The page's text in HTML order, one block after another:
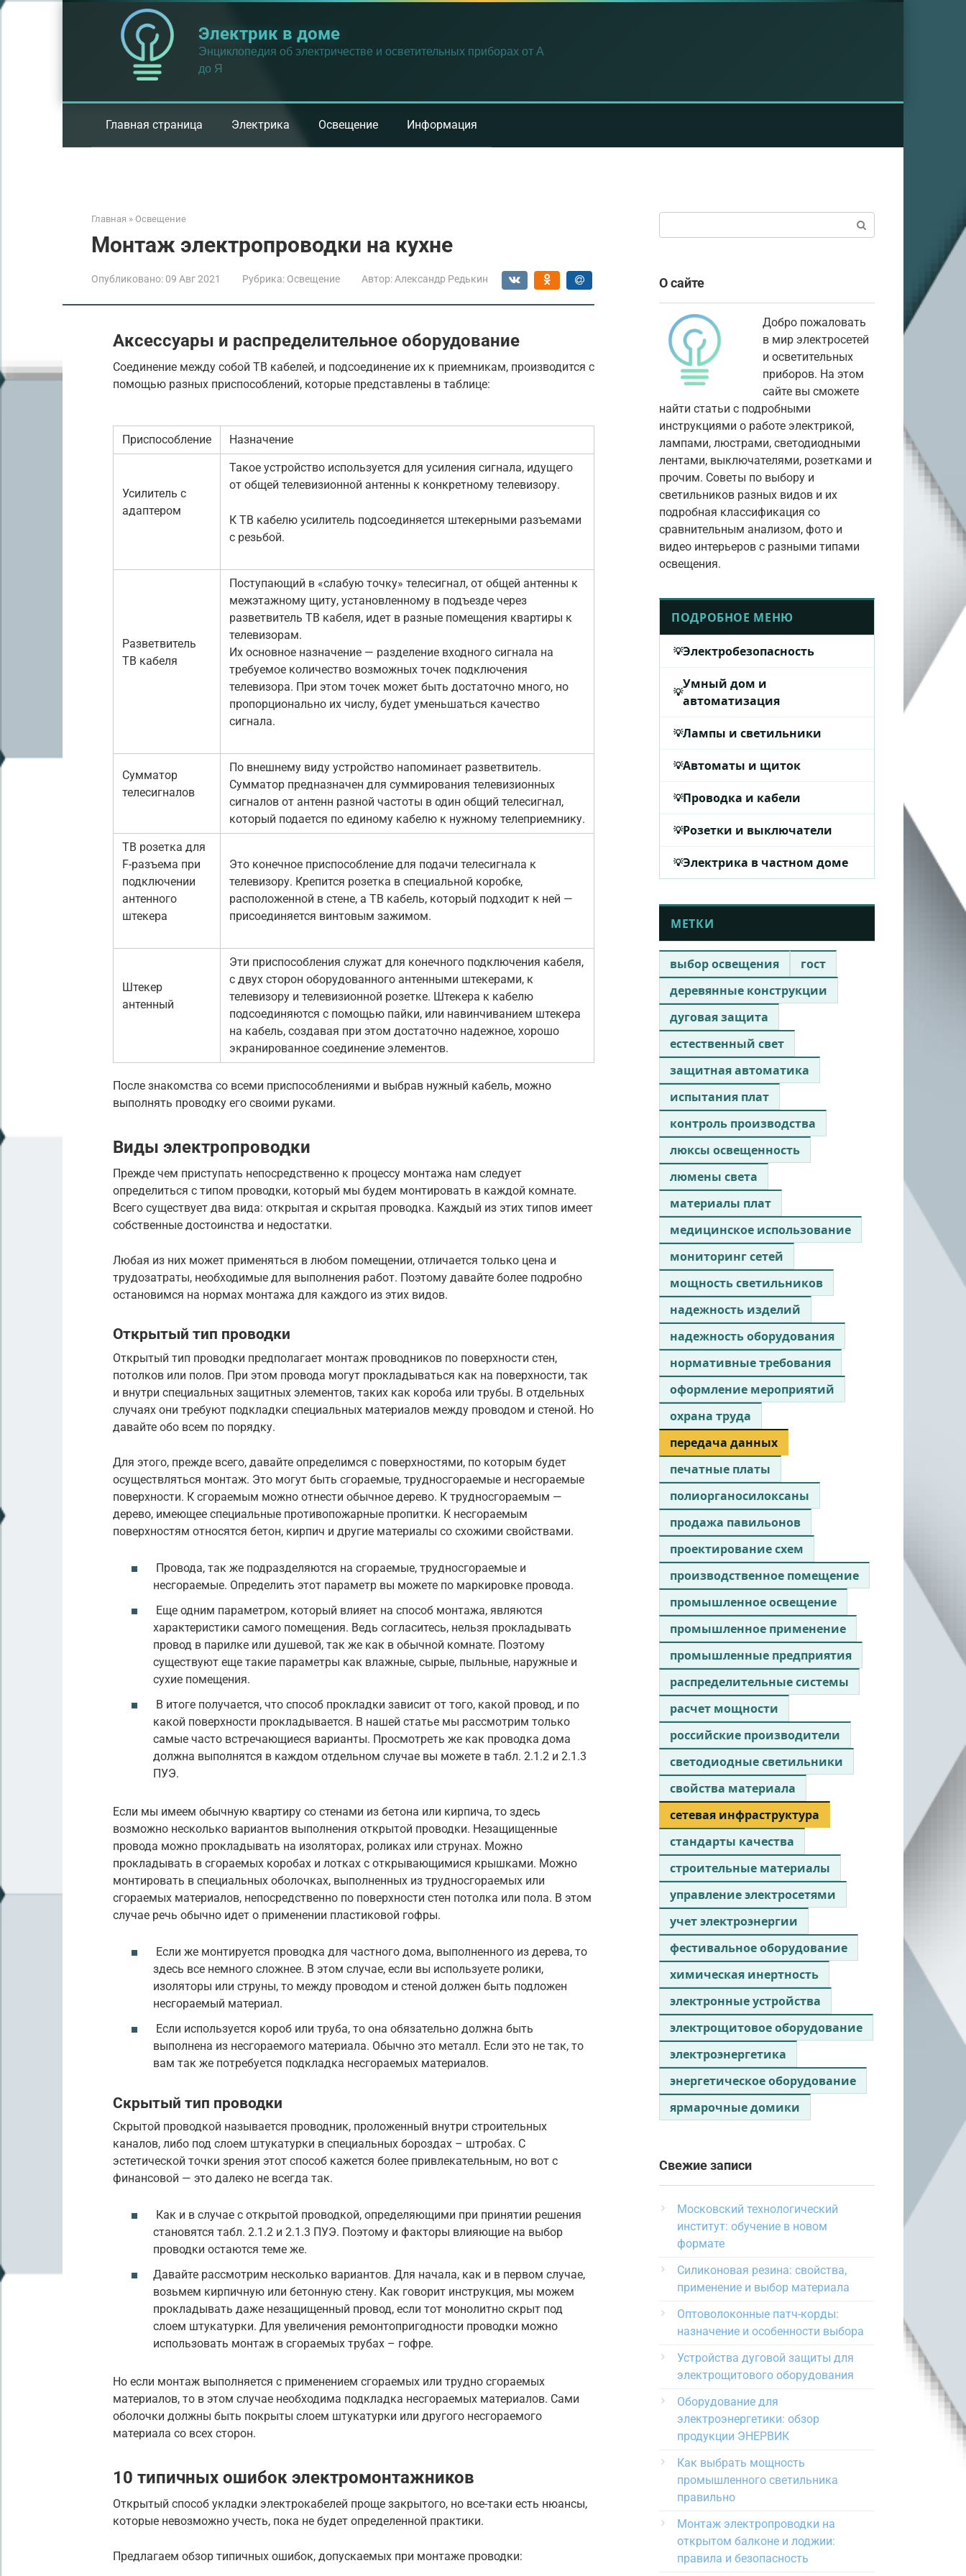
Перейти
Электрик в доме
Энциклопедия об электричестве и осветительных приборах от А
до Я
Главная страница Электрика Освещение Информация
Главная » Освещение
Монтаж электропроводки на кухне
Опубликовано: 09 Авг 2021 Рубрика: Освещение Автор: Александр Редькин
Аксессуары и распределительное оборудование
Соединение между собой ТВ кабелей, и подсоединение их к приемникам, производится с
помощью разных приспособлений, которые представлены в таблице:
Приспособление Назначение
Усилитель с
адаптером
Такое устройство используется для усиления сигнала, идущего
от общей телевизионной антенны к конкретному телевизору.
К ТВ кабелю усилитель подсоединяется штекерными разъемами
с резьбой.
Разветвитель
ТВ кабеля
Поступающий в «слабую точку» телесигнал, от общей антенны к
межэтажному щиту, установленному в подъезде через
разветвитель ТВ кабеля, идет в разные помещения квартиры к
телевизорам.
Их основное назначение — разделение входного сигнала на
требуемое количество возможных точек подключения
телевизора. При этом точек может быть достаточно много, но
пропорционально их числу, будет уменьшаться качество
сигнала.
Сумматор
телесигналов
По внешнему виду устройство напоминает разветвитель.
Сумматор предназначен для суммирования телевизионных
сигналов от антенн разной частоты в один общий телесигнал,
который подается по единому кабелю к нужному телеприемнику.
ТВ розетка для
F-разъема при
подключении
антенного
штекера
Это конечное приспособление для подачи телесигнала к
телевизору. Крепится розетка в специальной коробке,
расположенной в стене, а ТВ кабель, который подходит к ней —
присоединяется винтовым зажимом.
Штекер
антенный
Эти приспособления служат для конечного подключения кабеля,
с двух сторон оборудованного антенными штекерами, к
телевизору и телевизионной розетке. Штекера к кабелю
подсоединяются с помощью пайки, или навинчиванием штекера
на кабель, создавая при этом достаточно надежное, хорошо
экранированное соединение элементов.
После знакомства со всеми приспособлениями и выбрав нужный кабель, можно
выполнять проводку его своими руками.
Виды электропроводки
Прежде чем приступать непосредственно к процессу монтажа нам следует
определиться с типом проводки, который мы будем монтировать в каждой комнате.
Всего существует два вида: открытая и скрытая проводка. Каждый из этих типов имеет
собственные достоинства и недостатки.
Любая из них может применяться в любом помещении, отличается только цена и
трудозатраты, необходимые для выполнения работ. Поэтому давайте более подробно
остановимся на нормах монтажа для каждого из этих видов.
Открытый тип проводки
Открытый тип проводки предполагает монтаж проводников по поверхности стен,
потолков или полов. При этом провода могут прокладываться как на поверхности, так
и внутри специальных защитных элементов, таких как короба или трубы. В отдельных
случаях они требуют подкладки специальных материалов между проводом и стеной. Но
давайте обо всем по порядку.
Для этого, прежде всего, давайте определимся с поверхностями, по которым будет
осуществляться монтаж. Это могут быть сгораемые, трудносгораемые и несгораемые
поверхности. К сгораемым можно отнести обычное дерево. К трудносгораемым —
дерево, имеющее специальные противопожарные пропитки. К несгораемым
поверхностям относятся бетон, кирпич и другие материалы со схожими свойствами.
Провода, так же подразделяются на сгораемые, трудносгораемые и
несгораемые. Определить этот параметр вы можете по маркировке провода.
Еще одним параметром, который влияет на способ монтажа, являются
характеристики самого помещения. Ведь согласитесь, нельзя прокладывать
провод в парилке или душевой, так же как в обычной комнате. Поэтому
существуют еще такие параметры как влажные, сырые, пыльные, наружные и
сухие помещения.
В итоге получается, что способ прокладки зависит от того, какой провод, и по
какой поверхности прокладывается. В нашей статье мы рассмотрим только
самые часто встречающиеся варианты. Просмотреть же как проводка дома
должна выполнятся в каждом отдельном случае вы можете в табл. 2.1.2 и 2.1.3
ПУЭ.
Если мы имеем обычную квартиру со стенами из бетона или кирпича, то здесь
возможно несколько вариантов выполнения открытой проводки. Незащищенные
провода можно прокладывать на изоляторах, роликах или струнах. Можно
прокладывать в сгораемых коробах и лотках с открывающимися крышками. Можно
монтировать в специальных оболочках, выполненных из трудносгораемых или
сгораемых материалов, непосредственно по поверхности стен потолка или пола. В этом
случае речь обычно идет о применении пластиковой гофры.
Если же монтируется проводка для частного дома, выполненного из дерева, то
здесь все немного сложнее. В этом случае, если вы используете ролики,
изоляторы или струны, то между проводом и стеной должен быть подложен
несгораемый материал.
Если используется короб или труба, то она обязательно должна быть
выполнена из несгораемого материала. Обычно это металл. Если это не так, то
вам так же потребуется подкладка несгораемых материалов.
Скрытый тип проводки
Скрытой проводкой называется проводник, проложенный внутри строительных
каналов, либо под слоем штукатурки в специальных бороздах – штробах. С
эстетической точки зрения этот способ кажется более привлекательным, но вот с
финансовой — это далеко не всегда так.
Как и в случае с открытой проводкой, определяющими при принятии решения
становятся табл. 2.1.2 и 2.1.3 ПУЭ. Поэтому и факторы влияющие на выбор
проводки остаются теме же.
Давайте рассмотрим несколько вариантов. Для начала, как и в первом случае,
возьмем кирпичную или бетонную стену. Как говорит инструкция, мы можем
прокладывать даже незащищенный провод, если тот монолитно скрыт под
слоем штукатурки. Для увеличения ремонтопригодности проводки можно
использовать монтаж в сгораемых трубах – гофре.
Но если монтаж выполняется с применением сгораемых или трудно сгораемых
материалов, то в этом случае необходима подкладка несгораемых материалов. Сами
оболочки должны быть покрыты слоем штукатурки или другого несгораемого
материала со всех сторон.
10 типичных ошибок электромонтажников
Открытый способ укладки электрокабелей проще закрытого, но все-таки есть нюансы,
которые невозможно учесть, пока не будет определенной практики.
Предлагаем обзор типичных ошибок, допускаемых при монтаже проводки:
О сайте
Добро пожаловать
в мир электросетей
и осветительных
приборов. На этом
сайте вы сможете
найти статьи с подробными
инструкциями о работе электрикой,
лампами, люстрами, светодиодными
лентами, выключателями, розетками и
прочим. Советы по выбору и
светильников разных видов и их
подробная классификация со
сравнительным анализом, фото и
видео интерьеров с разными типами
освещения.
ПОДРОБНОЕ МЕНЮ
Электробезопасность
Умный дом и
автоматизация
Лампы и светильники
Автоматы и щиток
Проводка и кабели
Розетки и выключатели
Электрика в частном доме
МЕТКИ
выбор освещения
гост
деревянные конструкции
дуговая защита
естественный свет
защитная автоматика
испытания плат
контроль производства
люксы освещенность
люмены света
материалы плат
медицинское использование
мониторинг сетей
мощность светильников
надежность изделий
надежность оборудования
нормативные требования
оформление мероприятий
охрана труда
передача данных
печатные платы
полиорганосилоксаны
продажа павильонов
проектирование схем
производственное помещение
промышленное освещение
промышленное применение
промышленные предприятия
распределительные системы
расчет мощности
российские производители
светодиодные светильники
свойства материала
сетевая инфраструктура
стандарты качества
строительные материалы
управление электросетями
учет электроэнергии
фестивальное оборудование
химическая инертность
электронные устройства
электрощитовое оборудование
электроэнергетика
энергетическое оборудование
ярмарочные домики
Свежие записи
Московский технологический
институт: обучение в новом
формате
Силиконовая резина: свойства,
применение и выбор материала
Оптоволоконные патч-корды:
назначение и особенности выбора
Устройства дуговой защиты для
электрощитового оборудования
Оборудование для
электроэнергетики: обзор
продукции ЭНЕРВИК
Как выбрать мощность
промышленного светильника
правильно
Монтаж электропроводки на
открытом балконе и лоджии:
правила и безопасность